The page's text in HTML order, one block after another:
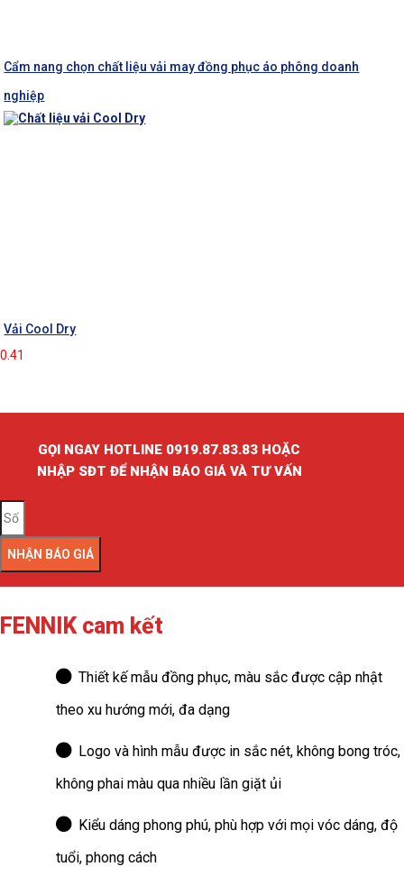
Cẩm nang chọn chất liệu vải may đồng phục áo phông doanh
nghiệp
Vải Cool Dry
GỌI NGAY HOTLINE 0919.87.83.83 HOẶC
NHẬP SĐT ĐỂ NHẬN BÁO GIÁ VÀ TƯ VẤN
NHẬN BÁO GIÁ
FENNIK cam kết
Thiết kế mẫu đồng phục, màu sắc được cập nhật
theo xu hướng mới, đa dạng
Logo và hình mẫu được in sắc nét, không bong tróc,
không phai màu qua nhiều lần giặt ủi
Kiểu dáng phong phú, phù hợp với mọi vóc dáng, độ
tuổi, phong cách